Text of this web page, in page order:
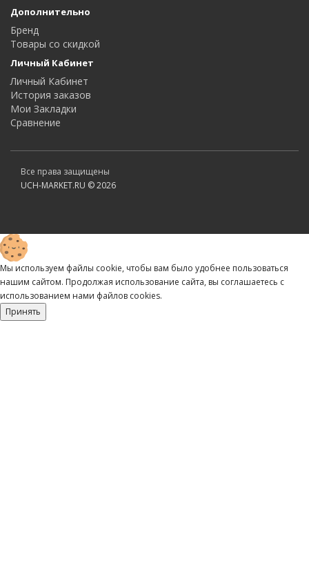
Дополнительно
Бренд
Товары со скидкой
Личный Кабинет
Личный Кабинет
История заказов
Мои Закладки
Сравнение
Все права защищены
UCH-MARKET.RU © 2026
Мы используем файлы cookie, чтобы вам было удобнее пользоваться
нашим сайтом. Продолжая использование сайта, вы соглашаетесь c
использованием нами файлов cookies.
Принять